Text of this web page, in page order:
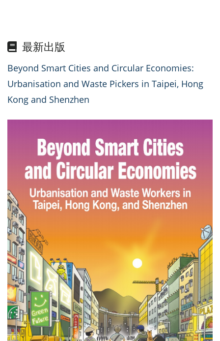
最新出版
Beyond Smart Cities and Circular Economies:
Urbanisation and Waste Pickers in Taipei, Hong
Kong and Shenzhen